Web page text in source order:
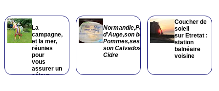
La
campagne,
et la mer,
réunies
pour
vous
assurer un
séjour
Normandie,Pays
d'Auge,son beurre ses
Pommes,ses Fromages,
son Calvados et son
Cidre
Coucher de
soleil
sur Etretat :
station
balnéaire
voisine